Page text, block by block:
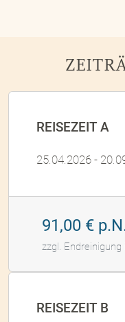
REISEZEIT A
25.04.2026 -
91,00 €
zzgl. Endreinigung
REISEZEIT B